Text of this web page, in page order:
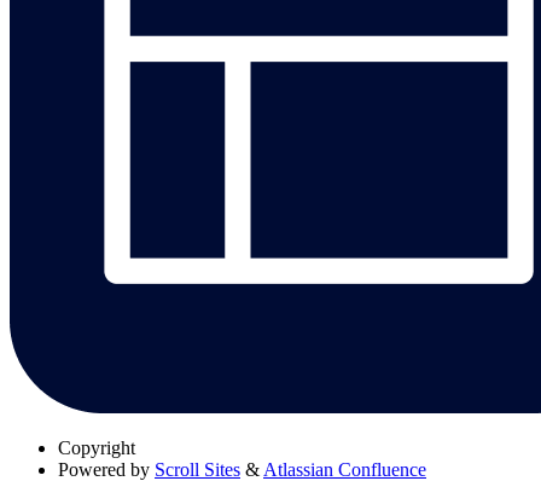
Copyright
Powered by Scroll Sites & Atlassian Confluence